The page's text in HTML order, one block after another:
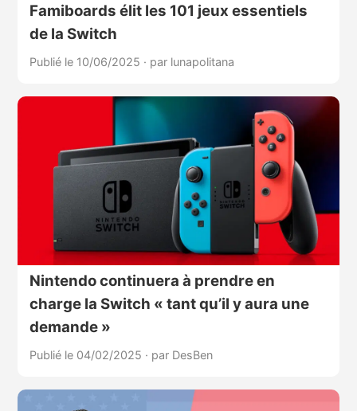
Famiboards élit les 101 jeux essentiels
de la Switch
Publié le 10/06/2025 · par lunapolitana
Nintendo continuera à prendre en
charge la Switch « tant qu’il y aura une
demande »
Publié le 04/02/2025 · par DesBen